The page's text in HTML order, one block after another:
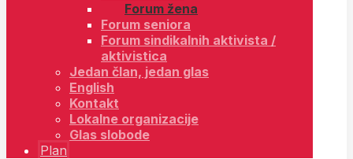
Forum žena
Forum seniora
Forum sindikalnih aktivista /
aktivistica
Jedan član, jedan glas
English
Kontakt
Lokalne organizacije
Glas slobode
Plan